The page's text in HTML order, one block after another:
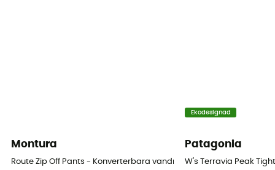
Montura
Route Zip Off Pants - Konverterbara vandringsbyxa - Dam
Ekodesignad
Patagonia
W's Terravia Peak